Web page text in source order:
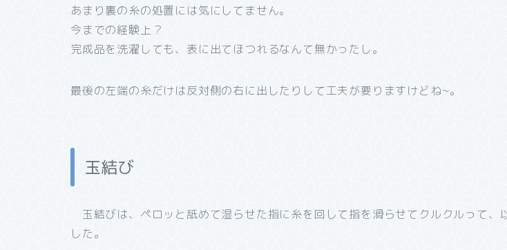
あまり裏の糸の処置には気にしてません。
今までの経験上？
完成品を洗濯しても、表に出てほつれるなんて無かったし。
最後の左端の糸だけは反対側の右に出したりして工夫が要りますけどね~。
玉結び
玉結びは、ペロッと舐めて湿らせた指に糸を回して指を滑らせてクルクルって、
した。